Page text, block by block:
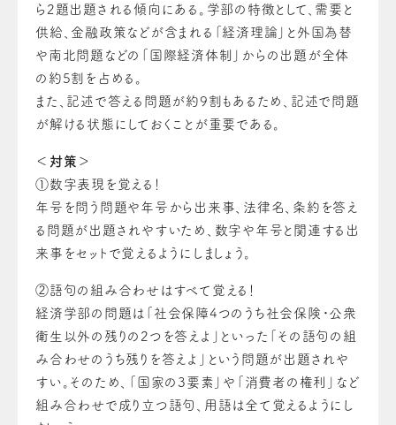
ら2題出題される傾向にある。学部の特徴として、需要と
供給、金融政策などが含まれる「経済理論」と外国為替
や南北問題などの「国際経済体制」からの出題が全体
の約5割を占める。
また、記述で答える問題が約9割もあるため、記述で問題
が解ける状態にしておくことが重要である。
＜対策＞
①数字表現を覚える！
年号を問う問題や年号から出来事、法律名、条約を答え
る問題が出題されやすいため、数字や年号と関連する出
来事をセットで覚えるようにしましょう。
②語句の組み合わせはすべて覚える！
経済学部の問題は「社会保障4つのうち社会保険・公衆
衛生以外の残りの2つを答えよ」といった「その語句の組
み合わせのうち残りを答えよ」という問題が出題されや
すい。そのため、「国家の3要素」や「消費者の権利」など
組み合わせで成り立つ語句、用語は全て覚えるようにし